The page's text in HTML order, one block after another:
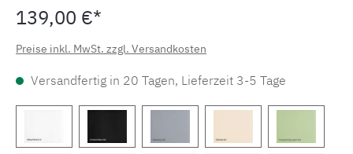
139,00 €*
Preise inkl. MwSt. zzgl. Versandkosten
Versandfertig in 20 Tagen, Lieferzeit 3-5 Tage